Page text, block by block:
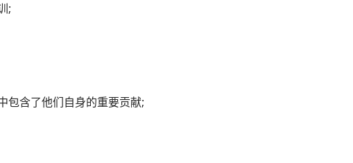
;
包含了他们自身的重要贡献;